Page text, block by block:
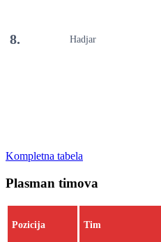
8. Hadjar
Kompletna tabela
Plasman timova
Pozicija Tim